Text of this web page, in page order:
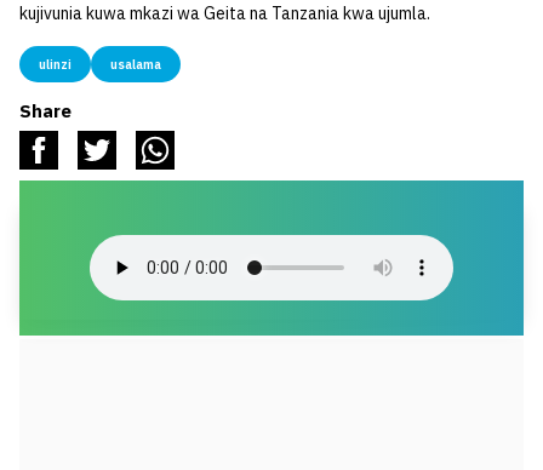
kujivunia kuwa mkazi wa Geita na Tanzania kwa ujumla.
ulinzi usalama
Share